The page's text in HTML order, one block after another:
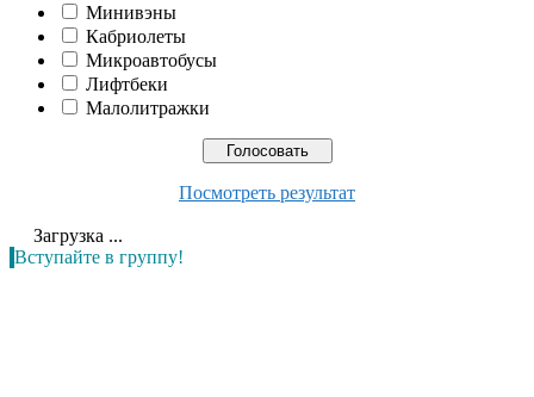
Минивэны
Кабриолеты
Микроавтобусы
Лифтбеки
Малолитражки
Посмотреть результат
Загрузка ...
Вступайте в группу!